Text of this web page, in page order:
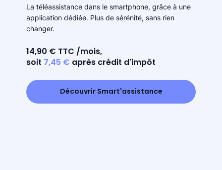
La téléassistance dans le smartphone, grâce à une
application dédiée. Plus de sérénité, sans rien
changer.
14,90 € TTC /mois,
soit 7,45 € après crédit d'impôt
Découvrir Smart'assistance